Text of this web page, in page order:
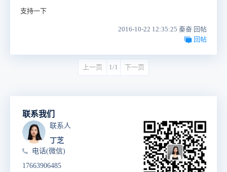
支持一下
2016-10-22 12:35:25 秦奋 回帖
回帖
上一页 1/1 下一页
联系我们
联系人
丁芝
电话(微信)
17663906485